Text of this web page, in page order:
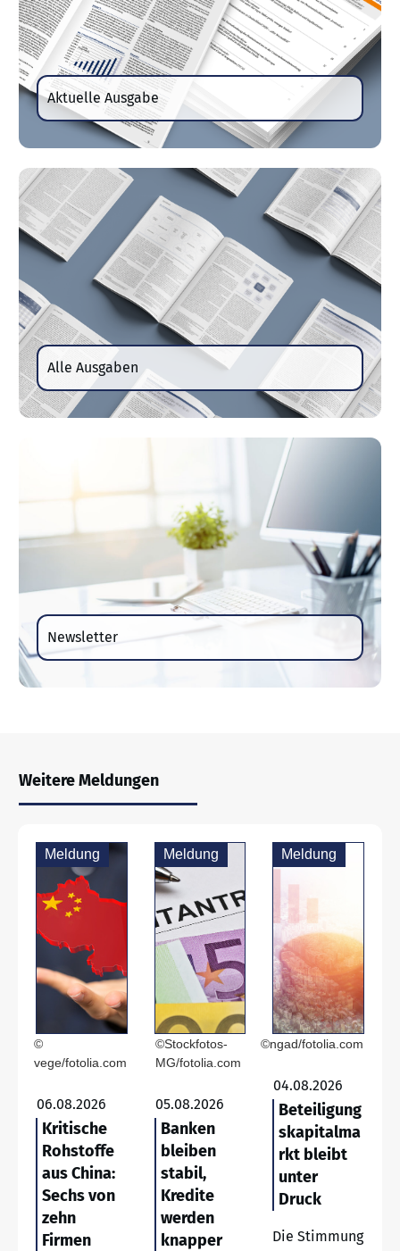
Aktuelle Ausgabe
Alle Ausgaben
Newsletter
Weitere Meldungen
Meldung
©
vege/fotolia.com
06.08.2026
Kritische
Rohstoffe
aus China:
Sechs von
zehn
Firmen
Meldung
©Stockfotos-
MG/fotolia.com
05.08.2026
Banken
bleiben
stabil,
Kredite
werden
knapper
Meldung
©ngad/fotolia.com
04.08.2026
Beteiligung
skapitalma
rkt bleibt
unter
Druck
Die Stimmung